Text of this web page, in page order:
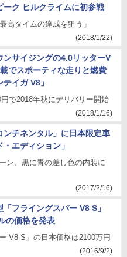
ーク ヒルクライムに初参戦
高タイムの達成を狙う」
(2018/1/22)
ンサイジングの4.0リッターV
でスポーティな走りと燃費
イガ V8」
で2018年秋にデリバリー開始
(2018/1/16)
ンチネンタル」に日本限定車
・エディション」
ン、黒に青の差し色の内装に
(2017/2/16)
フライングスパー V8 S」
の価格を発表
V8 S」の日本価格は2100万円
(2016/9/2)